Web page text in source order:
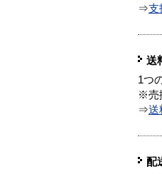
⇒支
送
1つ
※売
⇒送
配